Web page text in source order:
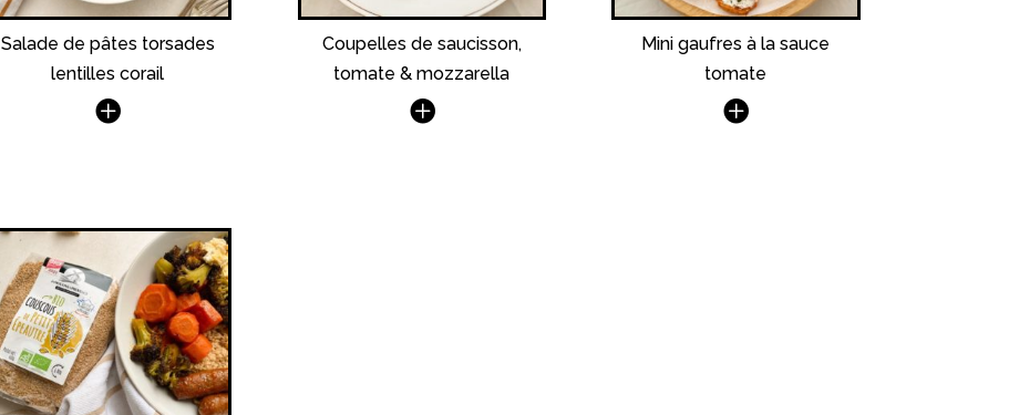
Salade de pâtes torsades
lentilles corail
Coupelles de saucisson,
tomate & mozzarella
Mini gaufres à la sauce
tomate